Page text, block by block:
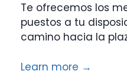
Te ofrecemos los
puestos a tu
camino hacia la
Learn more →